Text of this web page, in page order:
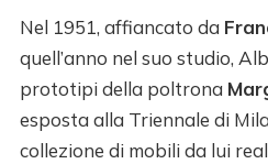
Nel 1951, affiancato da
quell’anno nel suo studio,
prototipi della poltrona
esposta alla Triennale di
collezione di mobili da lui